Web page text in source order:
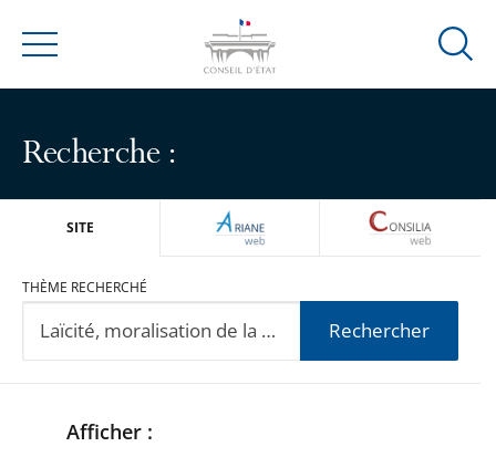
Menu
Ouvrir
Recherche :
SITE ARIANEWEB
THÈME RECHERCHÉ
Rechercher
Passer
PasserAfficher :